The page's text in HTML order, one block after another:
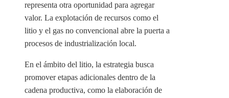
representa otra oportunidad para agregar
valor. La explotación de recursos como el
litio y el gas no convencional abre la puerta a
procesos de industrialización local.
En el ámbito del litio, la estrategia busca
promover etapas adicionales dentro de la
cadena productiva, como la elaboración de